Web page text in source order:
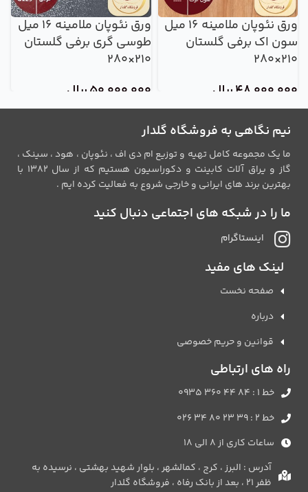
ورق نئوپان ملامینه 16 میل
سون اک برفی گلستان
210×280
48,000,000ریال
ورق نئوپان ملامینه 16 میل
طوسی گری برفی گلستان
210×280
50,000,000ریال
نیم نگاهی به فروشگاه گلدار
ما یک مجموعه کامل تهیه و توزیع ام دی اف ، نئوپان ، هود ، سینک ،
گاز و یراق آلات کابینت و دکوراسیون هستیم که از سال 1382 با
بهترین برند های ایرانی و خارجی شروع به فعالیت کرده ایم .
ما را در شبکه های اجتماعی دنبال کنید
اینستاگرام
لینک های مفید
صفحه نخست
درباره
قوانین و حریم خصوصی
راه های ارتباطی
خط 1 : 84 44 360 0935
خط 2 : 39 23 80 34 026
ساعات کاری از 8 الی 18
آدرس : البرز ، کرج ، کمالشهر ، بلوار شهید بهشتی ، نرسیده به
ظفر 21 ، بعد از بانک رفاه ، فروشگاه گلدار